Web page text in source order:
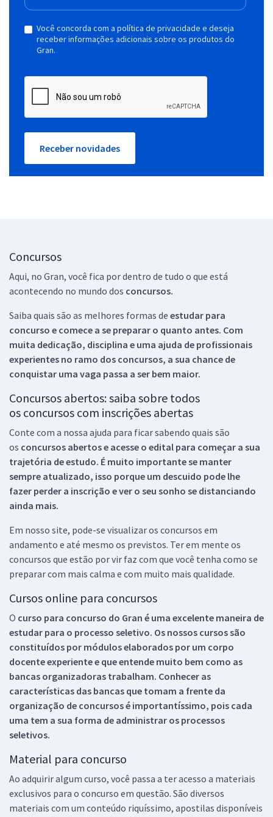
Você concorda com a política de privacidade e deseja
receber informações adicionais sobre os produtos do
Gran.
Receber novidades
Concursos
Aqui, no Gran, você fica por dentro de tudo o que está
acontecendo no mundo dos concursos.
Saiba quais são as melhores formas de estudar para
concurso e comece a se preparar o quanto antes. Com
muita dedicação, disciplina e uma ajuda de profissionais
experientes no ramo dos concursos, a sua chance de
conquistar uma vaga passa a ser bem maior.
Concursos abertos: saiba sobre todos
os concursos com inscrições abertas
Conte com a nossa ajuda para ficar sabendo quais são
os concursos abertos e acesse o edital para começar a sua
trajetória de estudo. É muito importante se manter
sempre atualizado, isso porque um descuido pode lhe
fazer perder a inscrição e ver o seu sonho se distanciando
ainda mais.
Em nosso site, pode-se visualizar os concursos em
andamento e até mesmo os previstos. Ter em mente os
concursos que estão por vir faz com que você tenha como se
preparar com mais calma e com muito mais qualidade.
Cursos online para concursos
O curso para concurso do Gran é uma excelente maneira de
estudar para o processo seletivo. Os nossos cursos são
constituídos por módulos elaborados por um corpo
docente experiente e que entende muito bem como as
bancas organizadoras trabalham. Conhecer as
características das bancas que tomam a frente da
organização de concursos é importantíssimo, pois cada
uma tem a sua forma de administrar os processos
seletivos.
Material para concurso
Ao adquirir algum curso, você passa a ter acesso a materiais
exclusivos para o concurso em questão. São diversos
materiais com um conteúdo riquíssimo, apostilas disponíveis